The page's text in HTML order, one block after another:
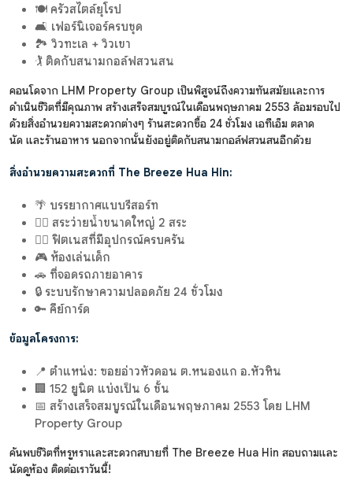
🍽️ ครัวสไตล์ยุโรป
🛋️ เฟอร์นิเจอร์ครบชุด
🏞️ วิวทะเล + วิวเขา
🏌️ ติดกับสนามกอล์ฟสวนสน
คอนโดจาก LHM Property Group เป็นพิสูจน์ถึงความทันสมัยและการ
ดำเนินชีวิตที่มีคุณภาพ สร้างเสร็จสมบูรณ์ในเดือนพฤษภาคม 2553 ล้อมรอบไป
ด้วยสิ่งอำนวยความสะดวกต่างๆ ร้านสะดวกซื้อ 24 ชั่วโมง เอทีเอ็ม ตลาด
นัด และร้านอาหาร นอกจากนั้นยังอยู่ติดกับสนามกอล์ฟสวนสนอีกด้วย
สิ่งอำนวยความสะดวกที่ The Breeze Hua Hin:
🌴 บรรยากาศแบบรีสอร์ท
🏊‍♂️ สระว่ายน้ำขนาดใหญ่ 2 สระ
🏋️‍♀️ ฟิตเนสที่มีอุปกรณ์ครบครัน
🎮 ห้องเล่นเด็ก
🚗 ที่จอดรถภายอาคาร
🔒 ระบบรักษาความปลอดภัย 24 ชั่วโมง
🔑 คีย์การ์ด
ข้อมูลโครงการ:
📍 ตำแหน่ง: ซอยอ่าวหัวดอน ต.หนองแก อ.หัวหิน
🏢 152 ยูนิต แบ่งเป็น 6 ชั้น
📅 สร้างเสร็จสมบูรณ์ในเดือนพฤษภาคม 2553 โดย LHM
Property Group
ค้นพบชีวิตที่หรูหราและสะดวกสบายที่ The Breeze Hua Hin สอบถามและ
นัดดูห้อง ติดต่อเราวันนี้!